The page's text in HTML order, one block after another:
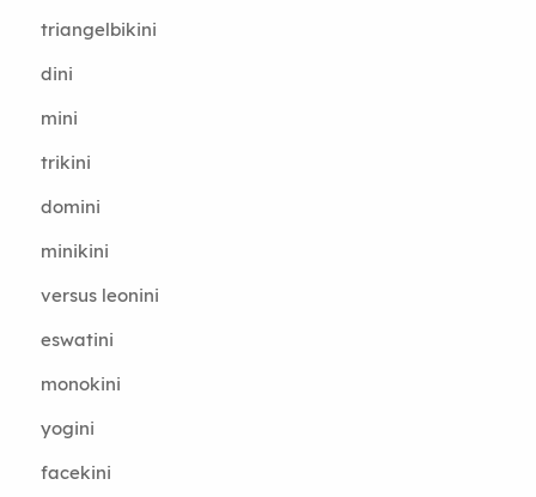
triangelbikini
dini
mini
trikini
domini
minikini
versus leonini
eswatini
monokini
yogini
facekini